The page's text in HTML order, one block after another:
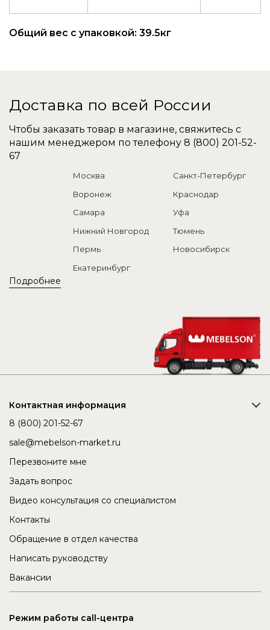
Общий вес с упаковкой: 39.5кг
Доставка по всей России
Чтобы заказать товар в магазине, свяжитесь с
нашим менеджером по телефону 8 (800) 201-52-
67
Подробнее
Москва
Санкт-Петербург
Воронеж
Краснодар
Самара
Уфа
Нижний Новгород
Тюмень
Пермь
Новосибирск
Екатеринбург
Контактная информация
8 (800) 201-52-67
sale@mebelson-market.ru
Перезвоните мне
Задать вопрос
Видео консультация со специалистом
Контакты
Обращение в отдел качества
Написать руководству
Вакансии
Режим работы call-центра